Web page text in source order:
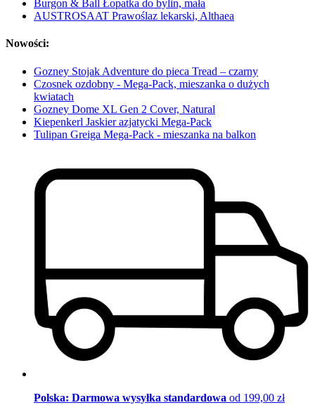
Burgon & Ball Łopatka do bylin, mała
AUSTROSAAT Prawoślaz lekarski, Althaea
Nowości:
Gozney Stojak Adventure do pieca Tread – czarny
Czosnek ozdobny - Mega-Pack, mieszanka o dużych
kwiatach
Gozney Dome XL Gen 2 Cover, Natural
Kiepenkerl Jaskier azjatycki Mega-Pack
Tulipan Greiga Mega-Pack - mieszanka na balkon
Polska: Darmowa wysyłka standardowa od 199,00 zł